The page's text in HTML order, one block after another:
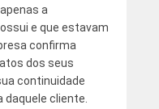
a
e que estavam
confirma
dos seus
continuidade
daquele cliente.